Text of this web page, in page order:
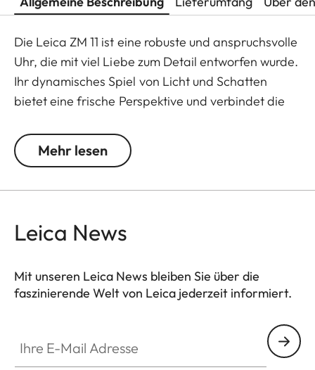
Die Leica ZM 11 ist eine robuste und anspruchsvolle
Uhr, die mit viel Liebe zum Detail entworfen wurde.
Ihr dynamisches Spiel von Licht und Schatten
bietet eine frische Perspektive und verbindet die
Fotografie.
Die Uhr bietet präzise Zeitmessung und eine
Positionen gemessen wird, um eine optimale
Genauigkeit zu gewährleisten.
raffinierten Veredelungstechniken wird das Kaliber
Mehr lesen
Leica News
Mit unseren Leica News bleiben Sie über die
faszinierende Welt von Leica jederzeit informiert.